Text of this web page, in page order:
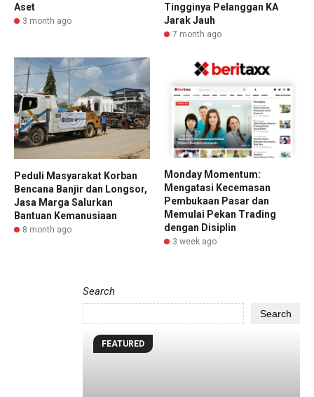
Aset
3 month ago
Tingginya Pelanggan KA
Jarak Jauh
7 month ago
Peduli Masyarakat Korban
Bencana Banjir dan Longsor,
Jasa Marga Salurkan
Bantuan Kemanusiaan
8 month ago
Monday Momentum:
Mengatasi Kecemasan
Pembukaan Pasar dan
Memulai Pekan Trading
dengan Disiplin
3 week ago
Search
Search
FEATURED